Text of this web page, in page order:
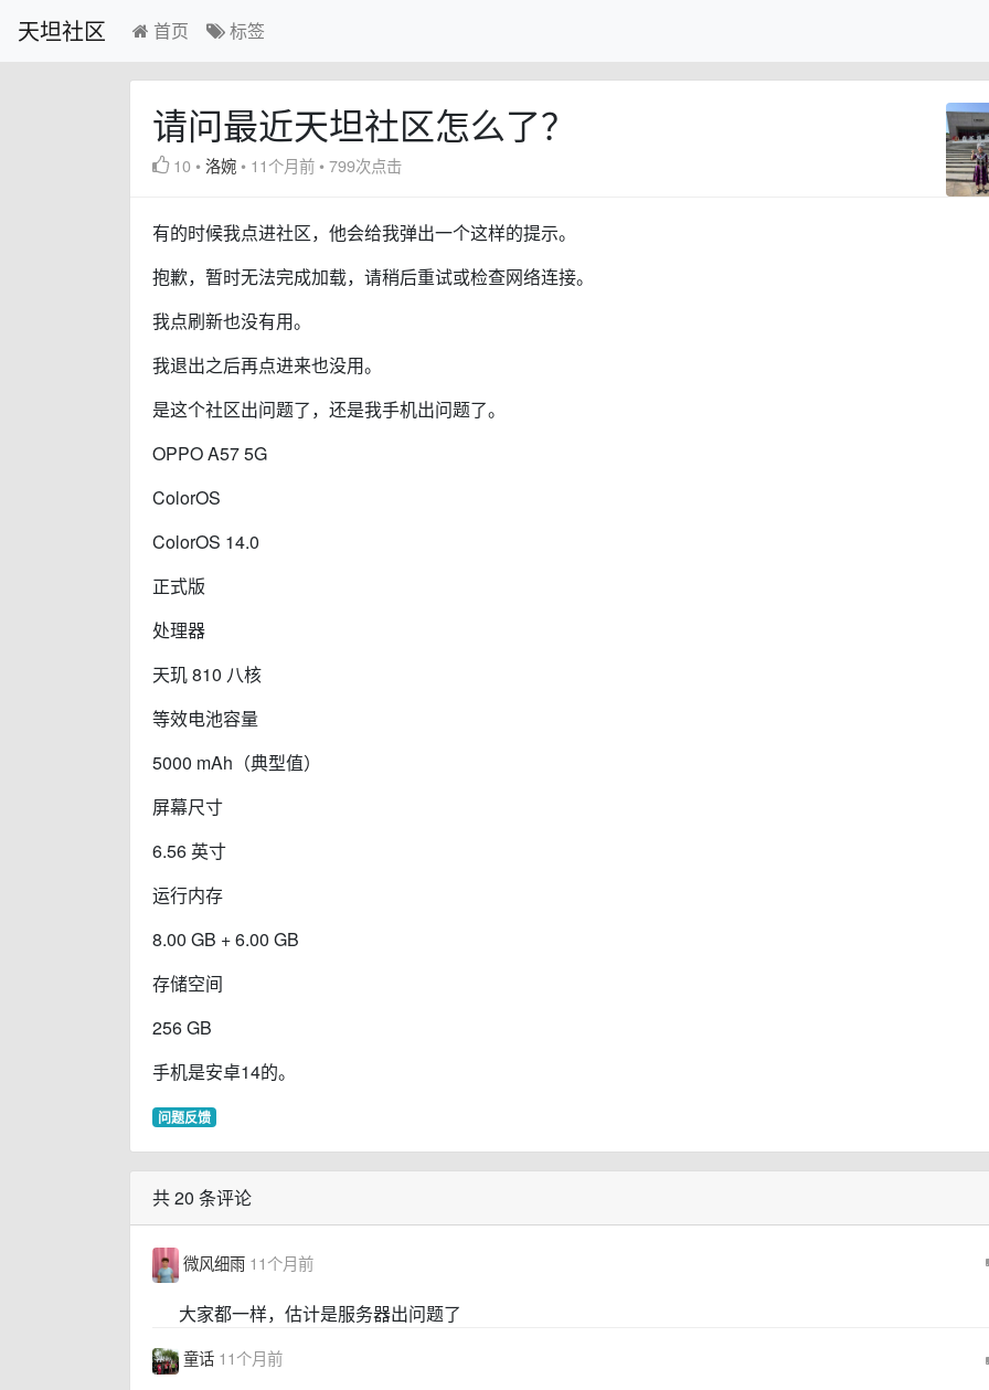
天坦社区 首页 标签
请问最近天坦社区怎么了？
10 •洛婉 • 11个月前 •799次点击
有的时候我点进社区，他会给我弹出一个这样的提示。
抱歉，暂时无法完成加载，请稍后重试或检查网络连接。
我点刷新也没有用。
我退出之后再点进来也没用。
是这个社区出问题了，还是我手机出问题了。
OPPO A57 5G
ColorOS
ColorOS 14.0
正式版
处理器
天玑 810 八核
等效电池容量
5000 mAh（典型值）
屏幕尺寸
6.56 英寸
运行内存
8.00 GB + 6.00 GB
存储空间
256 GB
手机是安卓14的。
问题反馈
共 20 条评论
微风细雨 11个月前
大家都一样，估计是服务器出问题了
童话 11个月前